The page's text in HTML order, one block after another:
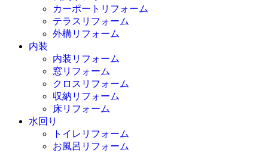
カーポートリフォーム
テラスリフォーム
外構リフォーム
内装
内装リフォーム
窓リフォーム
クロスリフォーム
収納リフォーム
床リフォーム
水回り
トイレリフォーム
お風呂リフォーム